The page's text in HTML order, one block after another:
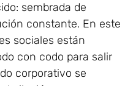
sembrada de
constante. En este
sociales están
con codo para salir
corporativo se